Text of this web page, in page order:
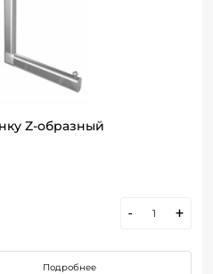
Z-образный
- +
Подробнее